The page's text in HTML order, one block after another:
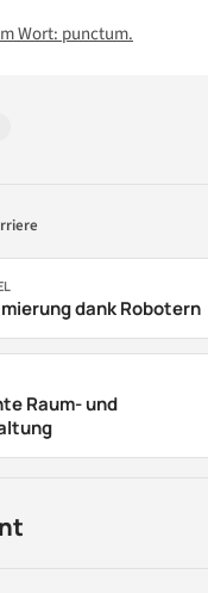
Wort: punctum.
dank Robotern
Raum- und